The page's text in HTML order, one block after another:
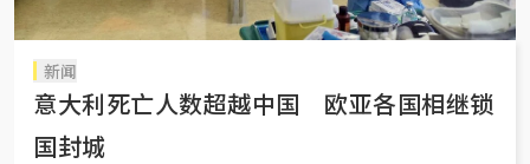
新闻
意大利死亡人数超越中国 欧亚各国相继锁
国封城